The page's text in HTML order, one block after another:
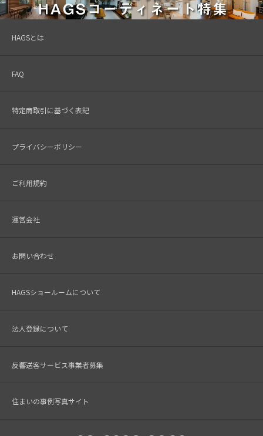
HAGSとは
FAQ
特定商取引に基づく表記
プライバシーポリシー
ご利用規約
運営会社
お問い合わせ
HAGSショールームについて
法人登録について
反響送客サービス事業者募集
住まいの事例写真サイト